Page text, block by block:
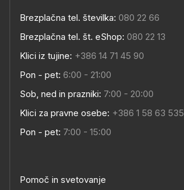
Brezplačna tel. številka: 080 22 66
Brezplačna tel. št. eShop: 080 22 13
Klici iz tujine: +386 14 71 45 90
Pon - pet: 6:00 - 21:00
Sob, ned in prazniki: 7:00 - 20:00
Klici za pravne osebe: +386 1 58 63 535
Pon - pet: 7:00 - 15:00
Pomoč in svetovanje